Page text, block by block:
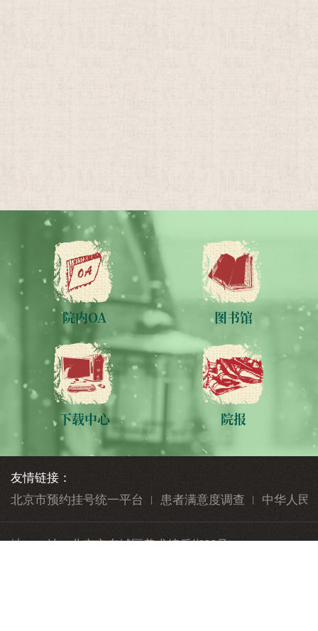
院内OA 图书馆
下载中心 院报
友情链接：
北京市预约挂号统一平台
患者满意度调查 中华人民
地 址：北京市东城区美术馆后街23号